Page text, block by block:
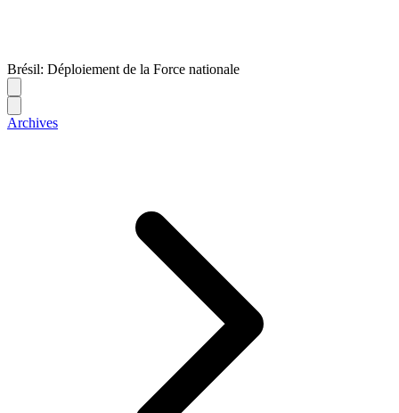
Brésil: Déploiement de la Force nationale
Archives